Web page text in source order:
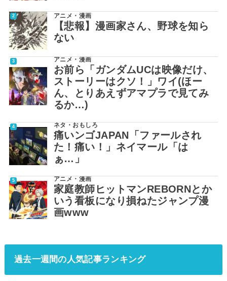
アニメ・漫画
【悲報】漫画家さん、野球を知ら
ない
アニメ・漫画
お前ら「ガンダムUCは映像だけ、
ストーリーはクソ！」ワイ(ほー
ん、とりあえずアマプラで見てみ
るか…)
ネタ・おもしろ
痛いンゴJAPAN「ファールされ
た！痛い！」ネイマール「は
ぁ…」
アニメ・漫画
家庭教師ヒットマンREBORNとか
いう看板になり損ねたジャンプ漫
画www
過去一週間の人気記事ランキング